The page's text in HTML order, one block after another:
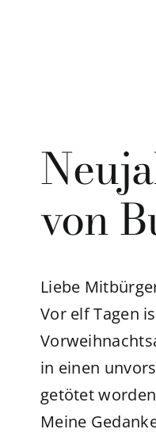
von
Liebe
Vor elf Tagen
in einen
getötet
Meine